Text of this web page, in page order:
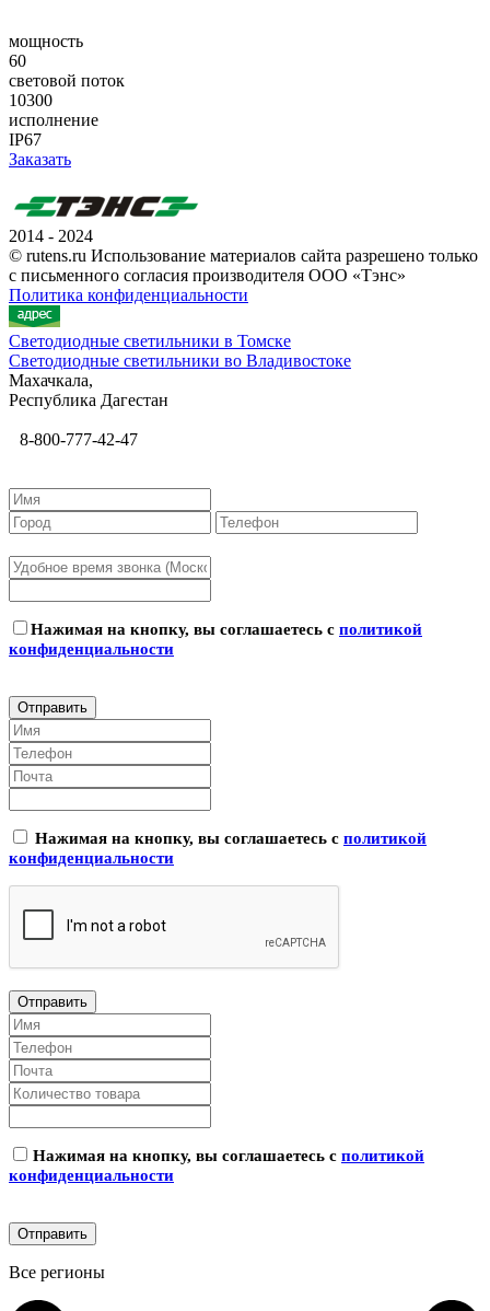
мощность
60
световой поток
10300
исполнение
IP67
Заказать
2014 - 2024
© rutens.ru Использование материалов сайта разрешено только
с письменного согласия производителя ООО «Тэнс»
Политика конфиденциальности
Светодиодные светильники в Томске
Светодиодные светильники во Владивостоке
Махачкала,
Республика Дагестан
8-800-777-42-47
Нажимая на кнопку, вы соглашаетесь с политикой
конфиденциальности
Нажимая на кнопку, вы соглашаетесь с политикой
конфиденциальности
Нажимая на кнопку, вы соглашаетесь с политикой
конфиденциальности
Все регионы